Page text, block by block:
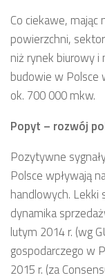
Co ciekawe,
powierzchni,
niż rynek biurowy
budowie w Polsce
ok. 700 000 mkw.
Popyt – rozwój
Pozytywne
Polsce wpływają
handlowych. Lekki
dynamika
lutym 2014 r. (wg
gospodarczego w
2015 r. (za